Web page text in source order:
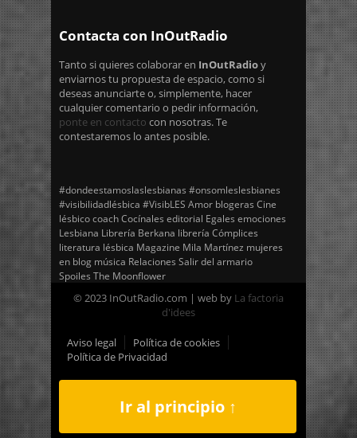
Contacta con InOutRadio
Tanto si quieres colaborar en InOutRadioy
enviarnos tu propuesta de espacio, como si
deseas anunciarte o, simplemente, hacer
cualquier comentario o pedir información,
ponte en contacto con nosotras. Te
contestaremos lo antes posible.
#dondeestamoslaslesbianas #onsomleslesbianes
#visibilidadlésbica #VisibLES Amor blogeras Cine
lésbicocoachCocínales editorial Egales emociones
Lesbiana Librería Berkana librería Cómplices
literatura lésbica Magazine Mila Martínez mujeres
en blog música Relaciones Salir del armario
Spoiles The Moonflower
© 2023 InOutRadio.com | web by La factoria
d'idees
Aviso legal
Política de cookies
Política de Privacidad
Ir al principio ↑